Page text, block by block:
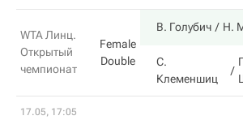
WTA Линц.
Открытый
чемпионат
Female
Double
В. Голубич Н.
С.
Клеменшиц
17.05, 17:05